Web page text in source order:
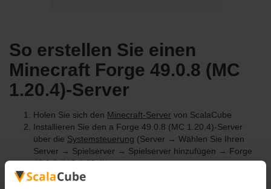
So erstellen Sie einen
Minecraft Forge 49.0.8 (MC
1.20.4)-Server
Holen Sie sich den Minecraft-Server von ScalaCube
Installieren Sie den a Forge 49.0.8 (MC 1.20.4)-Server
über die Systemsteuerung (Server → Wählen Sie Ihren
Server → Spielserver → Spielserver hinzufügen → Forge
49.0.8 (MC 1.20.4))
Viel Spaß beim Spielen auf dem Server!